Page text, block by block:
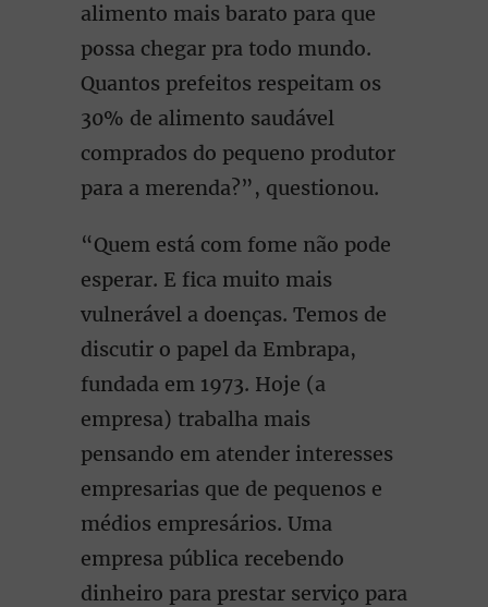
alimento mais barato para que
possa chegar pra todo mundo.
Quantos prefeitos respeitam os
30% de alimento saudável
comprados do pequeno produtor
para a merenda?”, questionou.
“Quem está com fome não pode
esperar. E fica muito mais
vulnerável a doenças. Temos de
discutir o papel da Embrapa,
fundada em 1973. Hoje (a
empresa) trabalha mais
pensando em atender interesses
empresarias que de pequenos e
médios empresários. Uma
empresa pública recebendo
dinheiro para prestar serviço para